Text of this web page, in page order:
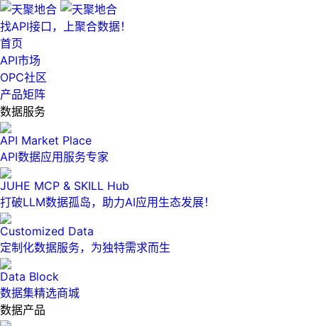
找API接口，上聚合数据！
首页
API市场
OPC社区
产品矩阵
数据服务
API Market Place
API数据应用服务专家
JUHE MCP & SKILL Hub
打破LLM数据孤岛，助力AI应用生态发展！
Customized Data
定制化数据服务，为独特需求而生
Data Block
数据集精选商城
数据产品